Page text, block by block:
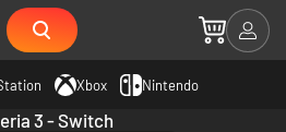
Xbox Nintendo
3 - Switch